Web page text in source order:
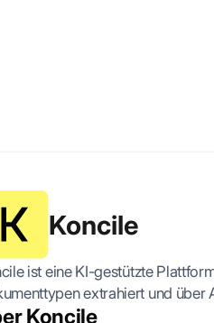
Koncile
ist eine KI-gestützte
extrahiert und über
Koncile